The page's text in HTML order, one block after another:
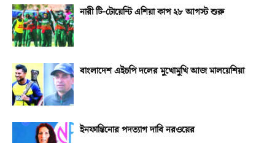
নারী টি-টোয়েন্টি এশিয়া কাপ ২৮ আগস্ট শুরু
বাংলাদেশ এইচপি দলের মুখোমুখি আজ মালয়েশিয়া
ইনফান্তিনোর পদত্যাগ দাবি নরওয়ের